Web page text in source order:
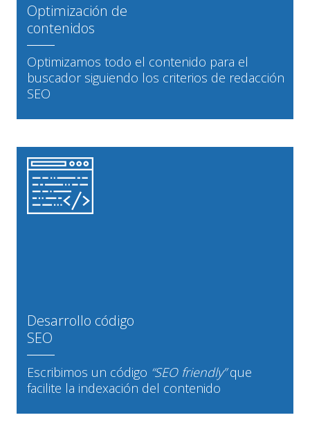
Optimización de
contenidos
Optimizamos todo el contenido para el
buscador siguiendo los criterios de redacción
SEO
Desarrollo código
SEO
Escribimos un código “SEO friendly”que
facilite la indexación del contenido